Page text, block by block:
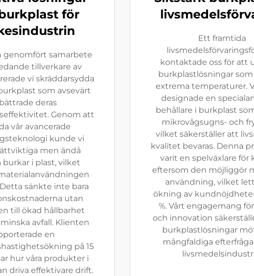
för
genomfört samarbete
tillverkare av
vi skräddarsydda
som avsevärt
deras
Genom att
vår avancerade
kunde vi
men ändå
burkar i plast, vilket
sänkte inte bara
utan
till ökad hållbarhet
avfall. Klienten
en
på 15
hur våra produkter i
driva effektivare drift.
Ett framtida
kontaktade oss för att
burkplastlösningar
extrema temperaturer.
designade en
behållare i burkplast
mikrovågsugns- och
vilket säkerställer att
kvalitet bevaras. Denna
varit en spelväxlare för
eftersom den möjliggör
användning, vilket
ökning av
%. Vårt engagemang
och innovation
burkplastlösningar
mångfaldiga